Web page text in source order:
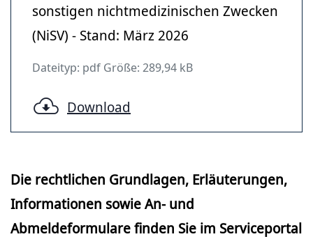
sonstigen nichtmedizinischen Zwecken
(NiSV) - Stand: März 2026
Dateityp: pdf Größe: 289,94 kB
Download
Die rechtlichen Grundlagen, Erläuterungen,
Informationen sowie An- und
Abmeldeformulare finden Sie im Serviceportal